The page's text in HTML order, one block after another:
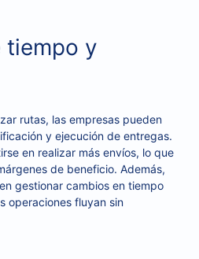
tiempo y
rutas, las empresas pueden
y ejecución de entregas.
en realizar más envíos, lo que
de beneficio. Además,
gestionar cambios en tiempo
operaciones fluyan sin